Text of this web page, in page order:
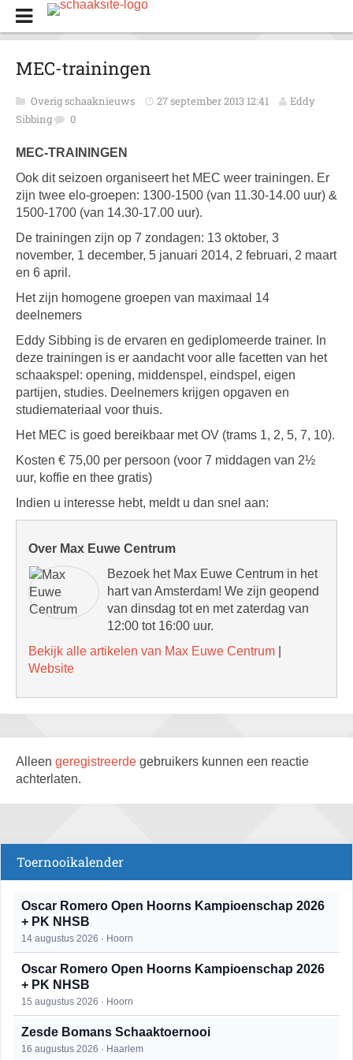
MEC-trainingen
Overig schaaknieuws 27 september 2013 12:41
Eddy
Sibbing
0
MEC-TRAININGEN
Ook dit seizoen organiseert het MEC weer trainingen. Er
zijn twee elo-groepen: 1300-1500 (van 11.30-14.00 uur) &
1500-1700 (van 14.30-17.00 uur).
De trainingen zijn op 7 zondagen: 13 oktober, 3
november, 1 december, 5 januari 2014, 2 februari, 2 maart
en 6 april.
Het zijn homogene groepen van maximaal 14
deelnemers
Eddy Sibbing is de ervaren en gediplomeerde trainer. In
deze trainingen is er aandacht voor alle facetten van het
schaakspel: opening, middenspel, eindspel, eigen
partijen, studies. Deelnemers krijgen opgaven en
studiemateriaal voor thuis.
Het MEC is goed bereikbaar met OV (trams 1, 2, 5, 7, 10).
Kosten € 75,00 per persoon (voor 7 middagen van 2½
uur, koffie en thee gratis)
Indien u interesse hebt, meldt u dan snel aan:
Over Max Euwe Centrum
Bezoek het Max Euwe Centrum in het
hart van Amsterdam! We zijn geopend
van dinsdag tot en met zaterdag van
12:00 tot 16:00 uur.
Bekijk alle artikelen van Max Euwe Centrum
Website
Alleen geregistreerde gebruikers kunnen een reactie
achterlaten.
Toernooikalender
Oscar Romero Open Hoorns Kampioenschap 2026
+ PK NHSB
14 augustus 2026 · Hoorn
Oscar Romero Open Hoorns Kampioenschap 2026
+ PK NHSB
15 augustus 2026 · Hoorn
Zesde Bomans Schaaktoernooi
16 augustus 2026 · Haarlem